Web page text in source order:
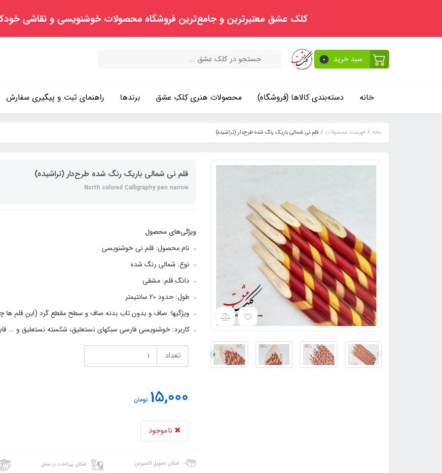
کلک عشق معتبرترین و جامع‌ترین فروشگاه محصولات خوشنویسی و نقاشی
سبد خرید 0
خانه دسته‌بندی کالاها (فروشگاه) محصولات هنری کِلکِ عشق برندها راهنمای ثبت و پیگیری سفارش
خانه فهرست محصولات قلم نی شمالی باریک رنگ شده طرح‌دار (تراشیده)
قلم نی شمالی باریک رنگ شده طرح‌دار (تراشیده)
North colored Calligraphy pen narrow
ویژگی‌های محصول
نام محصول: قلم نی خوشنویسی
نوع: شمالی رنگ شده
دانگ قلم: مشقی
طول: حدود 20 سانتیمتر
ویژگیها: صاف و بدون تاب بدنه صاف و سطح مقطع گرد (این قلم
کاربرد: خوشنویسی فارسی سبکهای نستعلیق، شکسته نستعلیق و ...
تعداد
15,000 تومان
ناموجود
امکان تحویل اکسپرس امکان پرداخت در محل